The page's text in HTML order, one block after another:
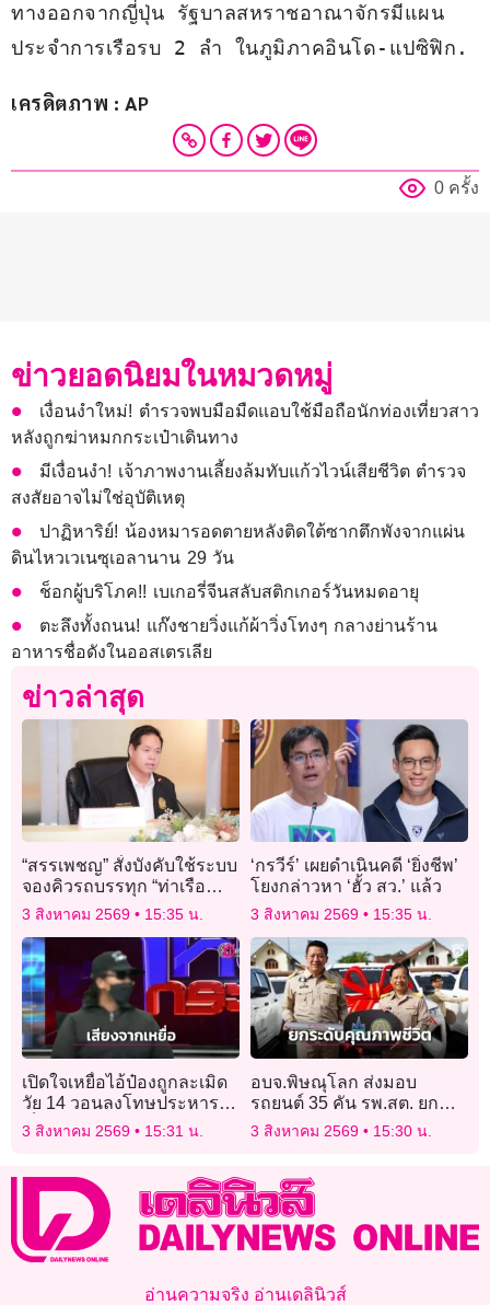
ทางออกจากญี่ปุ่น รัฐบาลสหราชอาณาจักรมีแผน
ประจำการเรือรบ 2 ลำ ในภูมิภาคอินโด-แปซิฟิก.
เครดิตภาพ : AP
0 ครั้ง
ข่าวยอดนิยมในหมวดหมู่
เงื่อนงำใหม่! ตำรวจพบมือมืดแอบใช้มือถือนักท่องเที่ยวสาว
หลังถูกฆ่าหมกกระเป๋าเดินทาง
มีเงื่อนงำ! เจ้าภาพงานเลี้ยงล้มทับแก้วไวน์เสียชีวิต ตำรวจ
สงสัยอาจไม่ใช่อุบัติเหตุ
ปาฏิหาริย์! น้องหมารอดตายหลังติดใต้ซากตึกพังจากแผ่น
ดินไหวเวเนซุเอลานาน 29 วัน
ช็อกผู้บริโภค!! เบเกอรี่จีนสลับสติกเกอร์วันหมดอายุ
ตะลึงทั้งถนน! แก๊งชายวิ่งแก้ผ้าวิ่งโทงๆ กลางย่านร้าน
อาหารชื่อดังในออสเตรเลีย
ข่าวล่าสุด
“สรรเพชญ” สั่งบังคับใช้ระบบ
จองคิวรถบรรทุก “ท่าเรือ
แหลมฉบัง” 100% ปมถม
3 สิงหาคม 2569 15:35 น.
‘กรวีร์’ เผยดำเนินคดี ‘ยิ่งชีพ’
โยงกล่าวหา ‘ฮั้ว สว.’ แล้ว
3 สิงหาคม 2569 15:35 น.
เปิดใจเหยื่อไอ้ป๋องถูกละเมิด
วัย 14 วอนลงโทษประหาร!
เจ็บปวดโดนแซะ “ถ้าแจ้ง
3 สิงหาคม 2569 15:31 น.
อบจ.พิษณุโลก ส่งมอบ
รถยนต์ 35 คัน รพ.สต. ยก
ระดับคุณภาพชีวิตปชช. ตาม
3 สิงหาคม 2569 15:30 น.
อ่านความจริง อ่านเดลินิวส์